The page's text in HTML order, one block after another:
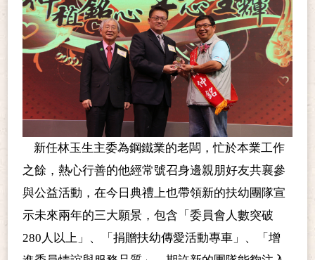
新任林玉生主委為鋼鐵業的老闆，忙於本業工作
之餘，熱心行善的他經常號召身邊親朋好友共襄參
與公益活動，在今日典禮上也帶領新的扶幼團隊宣
示未來兩年的三大願景，包含「委員會人數突破
280人以上」、「捐贈扶幼傳愛活動專車」、「增